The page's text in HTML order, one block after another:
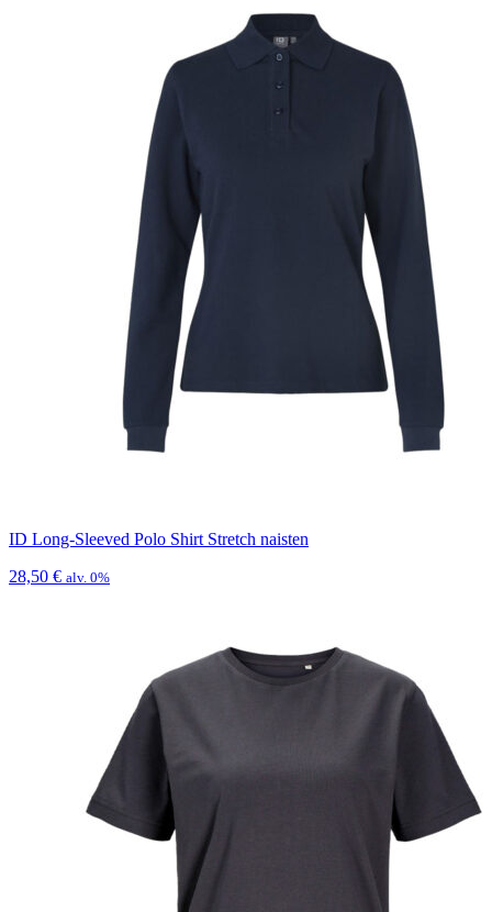
ID Long-Sleeved Polo Shirt Stretch naisten
28,50 € alv. 0%